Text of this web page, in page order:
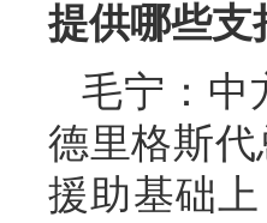
提供哪些支
毛宁：中
德里格斯
援助基础